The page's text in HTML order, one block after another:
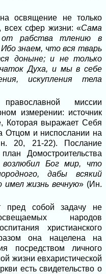
освящение не только
всех сфер жизни: «Сама
от рабства тлению в
знаем, что вся тварь
доныне; и не только
Духа, и мы в себе
искупления тела
миссии
измерении: источник
Которая выражает Себя
Отцом и ниспослании на
20, 21-22). Послание
Домостроительства
Бог мир, что
дабы всякий
жизнь вечную» (Ин.
пред собой задачу не
народов
христианского
она нацелена на
посредством личного
жизни евхаристической
есть свидетельство о